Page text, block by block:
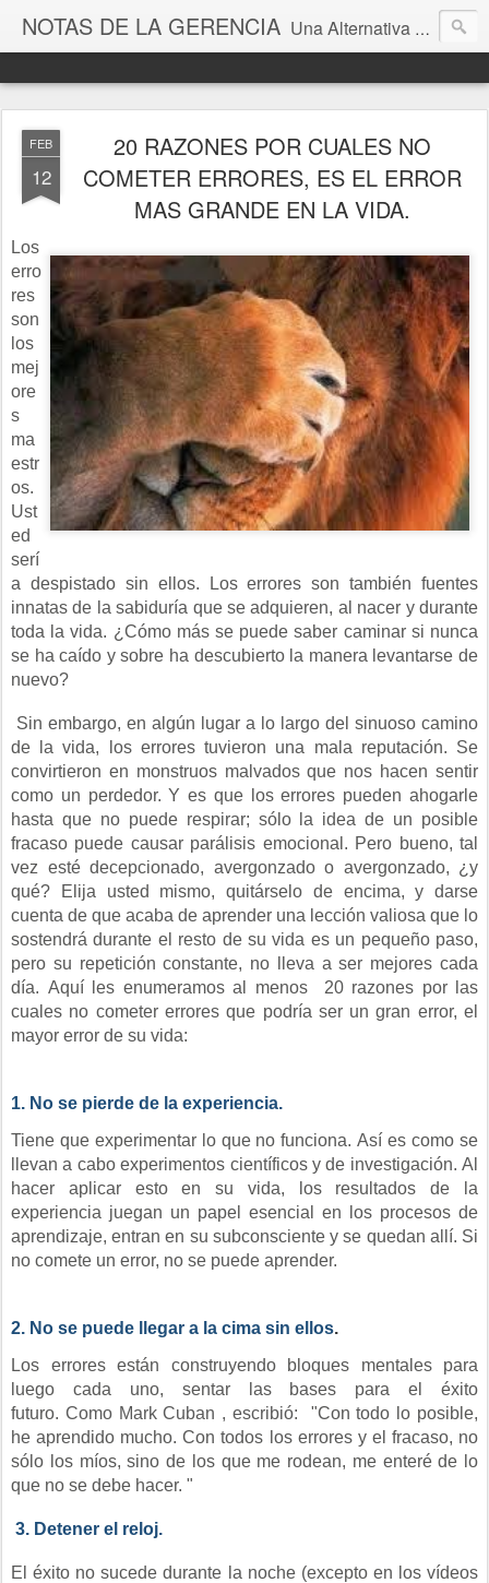
NOTAS DE LA GERENCIA Una Alternativa para la Gestión
FEB
12
20 RAZONES POR CUALES NO
COMETER ERRORES, ES EL ERROR
MAS GRANDE EN LA VIDA.
Los
erro
res
son
los
mej
ore
s
ma
estr
os.
Ust
ed
serí
a despistado sin ellos. Los errores son también fuentes
innatas de la sabiduría que se adquieren, al nacer y durante
toda la vida. ¿Cómo más se puede saber caminar si nunca
se ha caído y sobre ha descubierto la manera levantarse de
nuevo?
Sin embargo, en algún lugar a lo largo del sinuoso camino
de la vida, los errores tuvieron una mala reputación. Se
convirtieron en monstruos malvados que nos hacen sentir
como un perdedor. Y es que los errores pueden ahogarle
hasta que no puede respirar; sólo la idea de un posible
fracaso puede causar parálisis emocional. Pero bueno, tal
vez esté decepcionado, avergonzado o avergonzado, ¿y
qué? Elija usted mismo, quitárselo de encima, y ​​darse
cuenta de que acaba de aprender una lección valiosa que lo
sostendrá durante el resto de su vida es un pequeño paso,
pero su repetición constante, no lleva a ser mejores cada
día. Aquí les enumeramos al menos
20 razones por las
cuales no cometer errores que podría ser un gran error, el
mayor error de su vida:
1. No se pierde de la experiencia.
Tiene que experimentar lo que no funciona. Así es como se
llevan a cabo experimentos científicos y de investigación. Al
hacer aplicar esto en su vida, los resultados de la
experiencia juegan un papel esencial en los procesos de
aprendizaje, entran en su subconsciente y se quedan allí. Si
no comete un error, no se puede aprender.
2. No se puede llegar a la cima sin ellos.
Los errores están construyendo bloques mentales para
luego cada uno, sentar las bases para el éxito
futuro. Como Mark Cuban , escribió: "Con todo lo posible,
he aprendido mucho. Con todos los errores y el fracaso, no
sólo los míos, sino de los que me rodean, me enteré de lo
que no se debe hacer. "
3. Detener el reloj.
El éxito no sucede durante la noche (excepto en los vídeos